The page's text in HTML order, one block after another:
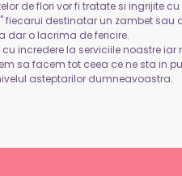
de flori vor fi tratate si ingrijite
fiecarui destinatar un zambet sau
dar o lacrima de fericire.
incredere la serviciile noastre iar
sa facem tot ceea ce ne sta in
asteptarilor dumneavoastra.